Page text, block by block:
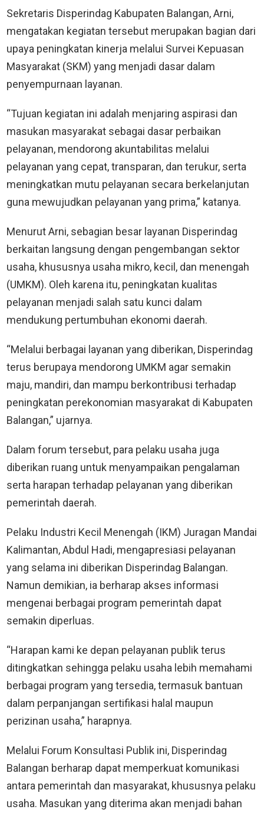
Sekretaris Disperindag Kabupaten Balangan, Arni,
mengatakan kegiatan tersebut merupakan bagian dari
upaya peningkatan kinerja melalui Survei Kepuasan
Masyarakat (SKM) yang menjadi dasar dalam
penyempurnaan layanan.
“Tujuan kegiatan ini adalah menjaring aspirasi dan
masukan masyarakat sebagai dasar perbaikan
pelayanan, mendorong akuntabilitas melalui
pelayanan yang cepat, transparan, dan terukur, serta
meningkatkan mutu pelayanan secara berkelanjutan
guna mewujudkan pelayanan yang prima,” katanya.
Menurut Arni, sebagian besar layanan Disperindag
berkaitan langsung dengan pengembangan sektor
usaha, khususnya usaha mikro, kecil, dan menengah
(UMKM). Oleh karena itu, peningkatan kualitas
pelayanan menjadi salah satu kunci dalam
mendukung pertumbuhan ekonomi daerah.
“Melalui berbagai layanan yang diberikan, Disperindag
terus berupaya mendorong UMKM agar semakin
maju, mandiri, dan mampu berkontribusi terhadap
peningkatan perekonomian masyarakat di Kabupaten
Balangan,” ujarnya.
Dalam forum tersebut, para pelaku usaha juga
diberikan ruang untuk menyampaikan pengalaman
serta harapan terhadap pelayanan yang diberikan
pemerintah daerah.
Pelaku Industri Kecil Menengah (IKM) Juragan Mandai
Kalimantan, Abdul Hadi, mengapresiasi pelayanan
yang selama ini diberikan Disperindag Balangan.
Namun demikian, ia berharap akses informasi
mengenai berbagai program pemerintah dapat
semakin diperluas.
“Harapan kami ke depan pelayanan publik terus
ditingkatkan sehingga pelaku usaha lebih memahami
berbagai program yang tersedia, termasuk bantuan
dalam perpanjangan sertifikasi halal maupun
perizinan usaha,” harapnya.
Melalui Forum Konsultasi Publik ini, Disperindag
Balangan berharap dapat memperkuat komunikasi
antara pemerintah dan masyarakat, khususnya pelaku
usaha. Masukan yang diterima akan menjadi bahan